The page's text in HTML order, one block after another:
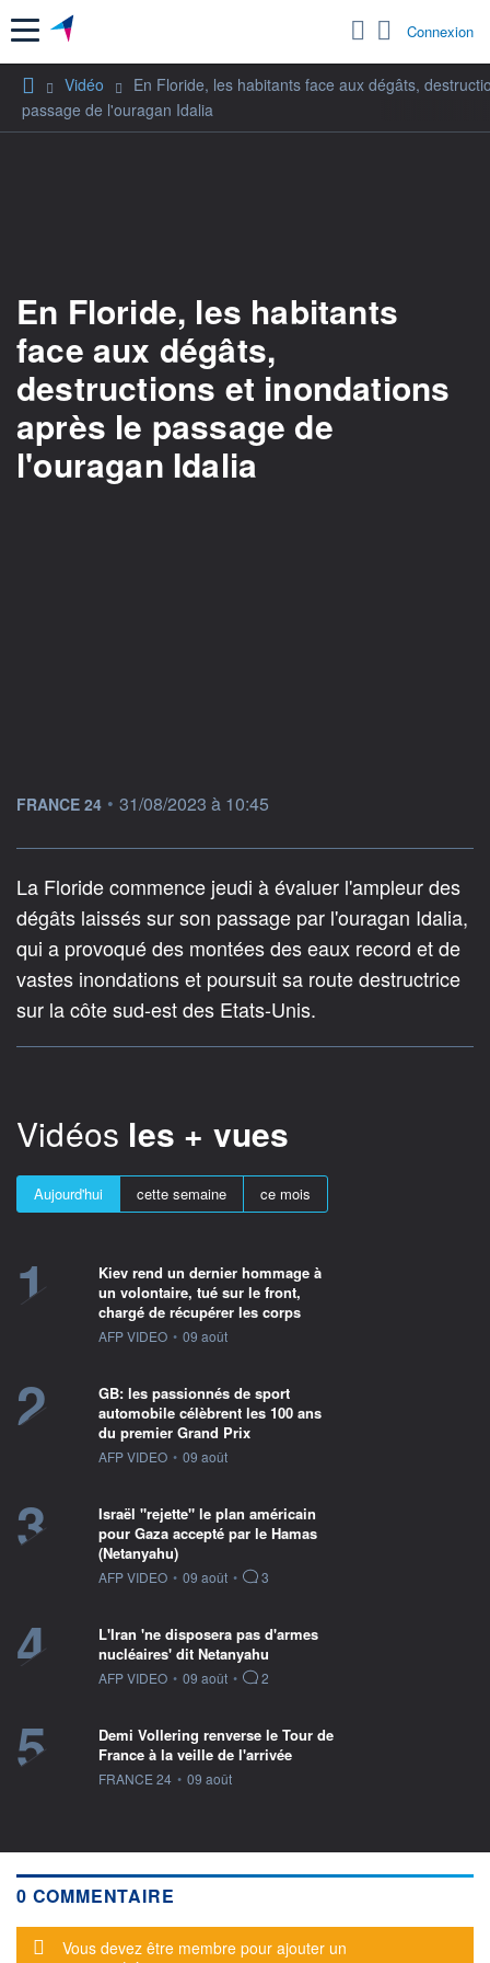
Menu Connexion
Vidéo
En Floride, les habitants face aux dégâts,
passage de l'ouragan Idalia
En Floride, les habitants
face aux dégâts,
destructions et inondations
après le passage de
l'ouragan Idalia
information fournie par
FRANCE 24 • 31/08/2023 à 10:45
La Floride commence jeudi à évaluer l'ampleur des
dégâts laissés sur son passage par l'ouragan Idalia,
qui a provoqué des montées des eaux record et de
vastes inondations et poursuit sa route destructrice
sur la côte sud-est des Etats-Unis.
Vidéos les + vues
Aujourd'hui cette semaine ce mois
1
Kiev rend un dernier hommage à
un volontaire, tué sur le front,
chargé de récupérer les corps
information fournie par
AFP VIDEO • 09 août
2
GB: les passionnés de sport
automobile célèbrent les 100 ans
du premier Grand Prix
information fournie par
AFP VIDEO • 09 août
3
Israël "rejette" le plan américain
pour Gaza accepté par le Hamas
(Netanyahu)
information fournie par
AFP VIDEO • 09 août • 3
4
L'Iran 'ne disposera pas d'armes
nucléaires' dit Netanyahu
information fournie par
AFP VIDEO • 09 août • 2
5
Demi Vollering renverse le Tour de
France à la veille de l'arrivée
information fournie par
FRANCE 24 • 09 août
0 COMMENTAIRE
Message d'alerte
Vous devez être membre pour ajouter un